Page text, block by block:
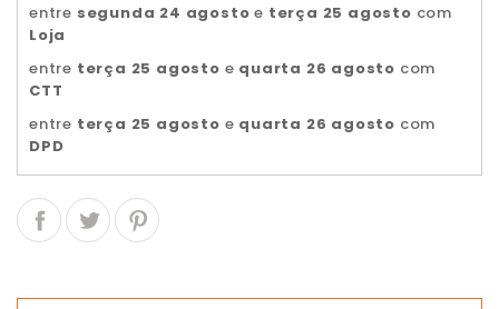
entre segunda 24 agosto e terça 25 agosto com
Loja
entre terça 25 agosto e quarta 26 agosto com
CTT
entre terça 25 agosto e quarta 26 agosto com
DPD